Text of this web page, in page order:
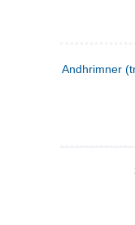
Andhrimner